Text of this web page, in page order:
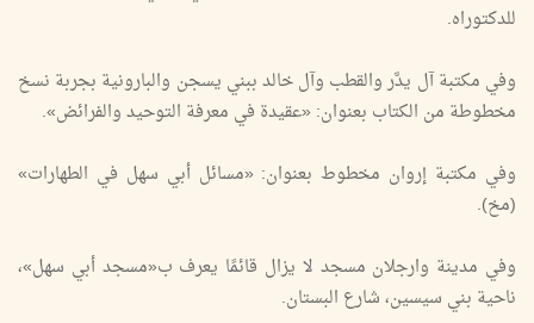
للدكتوراه.
وفي مكتبة آل يدَّر والقطب وآل خالد ببني يسجن والبارونية بجربة نسخ
مخطوطة من الكتاب بعنوان: «عقيدة في معرفة التوحيد والفرائض».
وفي مكتبة إروان مخطوط بعنوان: «مسائل أبي سهل في الطهارات»
(مخ).
وفي مدينة وارجلان مسجد لا يزال قائمًا يعرف ب«مسجد أبي سهل»،
ناحية بني سيسين، شارع البستان.